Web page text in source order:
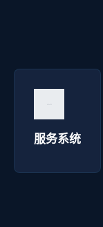
服务系统
询价咨询 →